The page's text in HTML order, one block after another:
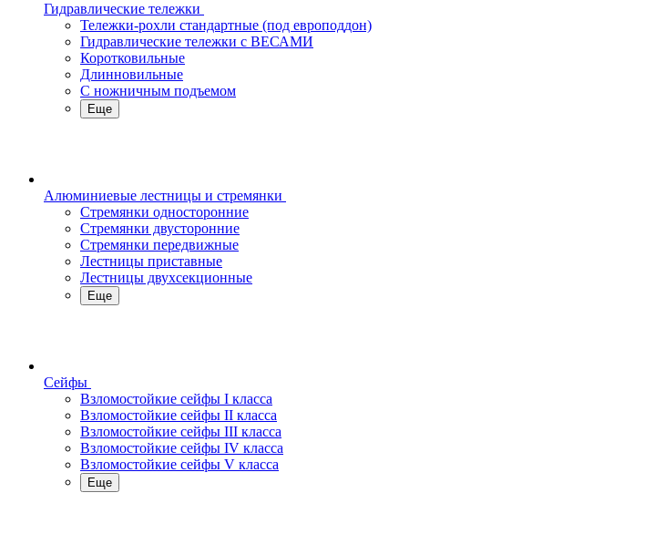
Гидравлические тележки
Тележки-рохли стандартные (под европоддон)
Гидравлические тележки с ВЕСАМИ
Коротковильные
Длинновильные
С ножничным подъемом
Еще
Алюминиевые лестницы и стремянки
Стремянки односторонние
Стремянки двусторонние
Стремянки передвижные
Лестницы приставные
Лестницы двухсекционные
Еще
Сейфы
Взломостойкие сейфы I класса
Взломостойкие сейфы II класса
Взломостойкие сейфы III класса
Взломостойкие сейфы IV класса
Взломостойкие сейфы V класса
Еще